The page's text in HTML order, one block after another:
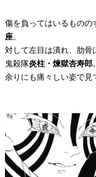
傷を負ってはいるものの
座。
対して左目は潰れ、肋骨
鬼殺隊炎柱・煉獄杏寿郎。
余りにも痛々しい姿で